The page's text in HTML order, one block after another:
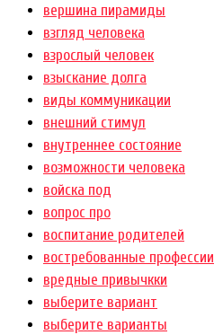
вершина пирамиды
взгляд человека
взрослый человек
взыскание долга
виды коммуникации
внешний стимул
внутреннее состояние
возможности человека
войска под
вопрос про
воспитание родителей
востребованные профессии
вредные привычкки
выберите вариант
выберите варианты